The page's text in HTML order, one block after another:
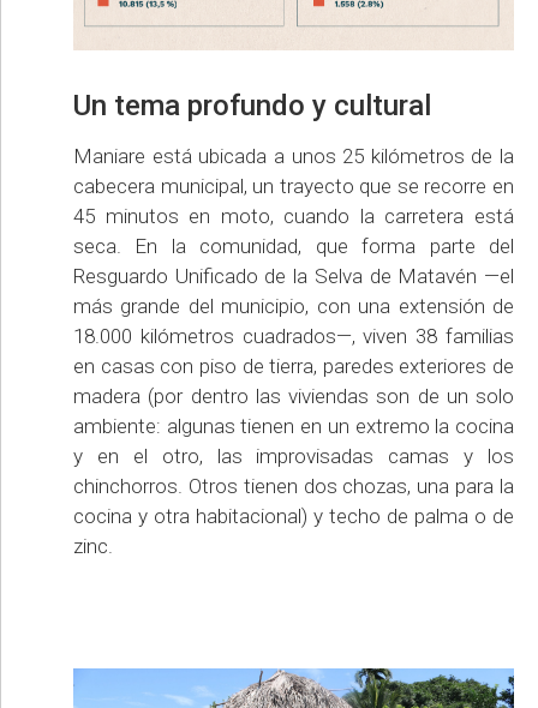
Un tema profundo y cultural
Maniare está ubicada a unos 25 kilómetros de la
cabecera municipal, un trayecto que se recorre en
45 minutos en moto, cuando la carretera está
seca. En la comunidad, que forma parte del
Resguardo Unificado de la Selva de Matavén —el
más grande del municipio, con una extensión de
18.000 kilómetros cuadrados—, viven 38 familias
en casas con piso de tierra, paredes exteriores de
madera (por dentro las viviendas son de un solo
ambiente: algunas tienen en un extremo la cocina
y en el otro, las improvisadas camas y los
chinchorros. Otros tienen dos chozas, una para la
cocina y otra habitacional) y techo de palma o de
zinc.